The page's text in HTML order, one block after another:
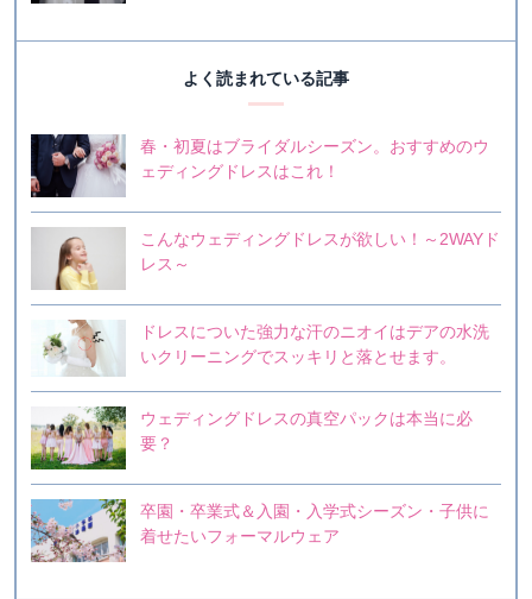
よく読まれている記事
春・初夏はブライダルシーズン。おすすめのウ
ェディングドレスはこれ！
こんなウェディングドレスが欲しい！～2WAYド
レス～
ドレスについた強力な汗のニオイはデアの水洗
いクリーニングでスッキリと落とせます。
ウェディングドレスの真空パックは本当に必
要？
卒園・卒業式＆入園・入学式シーズン・子供に
着せたいフォーマルウェア